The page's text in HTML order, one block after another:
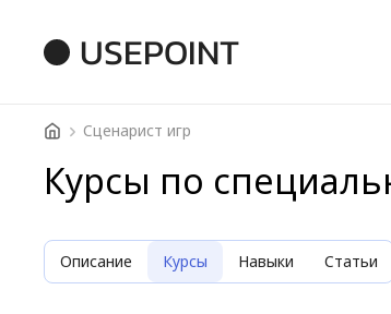
USEPOINT
Сценарист игр
Курсы по
Описание Курсы Навыки Статьи